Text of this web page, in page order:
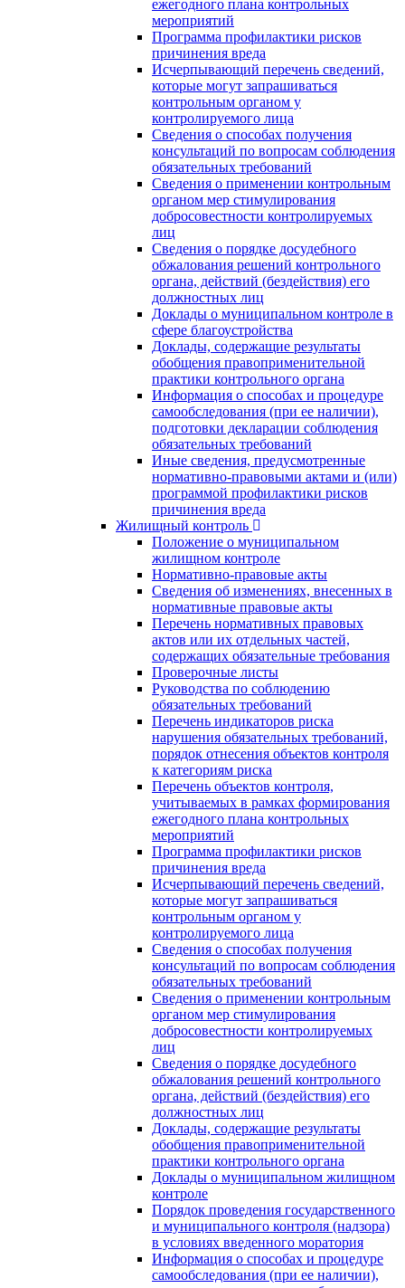
ежегодного плана контрольных
мероприятий
Программа профилактики рисков
причинения вреда
Исчерпывающий перечень сведений,
которые могут запрашиваться
контрольным органом у
контролируемого лица
Сведения о способах получения
консультаций по вопросам соблюдения
обязательных требований
Сведения о применении контрольным
органом мер стимулирования
добросовестности контролируемых
лиц
Сведения о порядке досудебного
обжалования решений контрольного
органа, действий (бездействия) его
должностных лиц
Доклады о муниципальном контроле в
сфере благоустройства
Доклады, содержащие результаты
обобщения правоприменительной
практики контрольного органа
Информация о способах и процедуре
самообследования (при ее наличии),
подготовки декларации соблюдения
обязательных требований
Иные сведения, предусмотренные
нормативно-правовыми актами и (или)
программой профилактики рисков
причинения вреда
Жилищный контроль
Положение о муниципальном
жилищном контроле
Нормативно-правовые акты
Сведения об изменениях, внесенных в
нормативные правовые акты
Перечень нормативных правовых
актов или их отдельных частей,
содержащих обязательные требования
Проверочные листы
Руководства по соблюдению
обязательных требований
Перечень индикаторов риска
нарушения обязательных требований,
порядок отнесения объектов контроля
к категориям риска
Перечень объектов контроля,
учитываемых в рамках формирования
ежегодного плана контрольных
мероприятий
Программа профилактики рисков
причинения вреда
Исчерпывающий перечень сведений,
которые могут запрашиваться
контрольным органом у
контролируемого лица
Сведения о способах получения
консультаций по вопросам соблюдения
обязательных требований
Сведения о применении контрольным
органом мер стимулирования
добросовестности контролируемых
лиц
Сведения о порядке досудебного
обжалования решений контрольного
органа, действий (бездействия) его
должностных лиц
Доклады, содержащие результаты
обобщения правоприменительной
практики контрольного органа
Доклады о муниципальном жилищном
контроле
Порядок проведения государственного
и муниципального контроля (надзора)
в условиях введенного моратория
Информация о способах и процедуре
самообследования (при ее наличии),